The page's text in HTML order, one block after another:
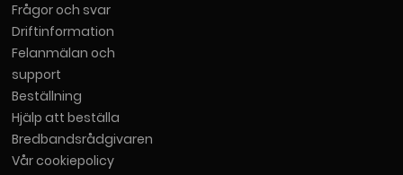
Frågor och svar
Driftinformation
Felanmälan och
support
Beställning
Hjälp att beställa
Bredbandsrådgivaren
Vår cookiepolicy